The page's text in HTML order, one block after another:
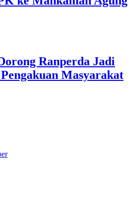
Ranperda Jadi
Masyarakat